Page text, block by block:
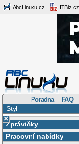
AbcLinuxu.cz ITBiz.cz
Poradna FAQ
Styl
×
Zprávičky
Pracovní nabídky